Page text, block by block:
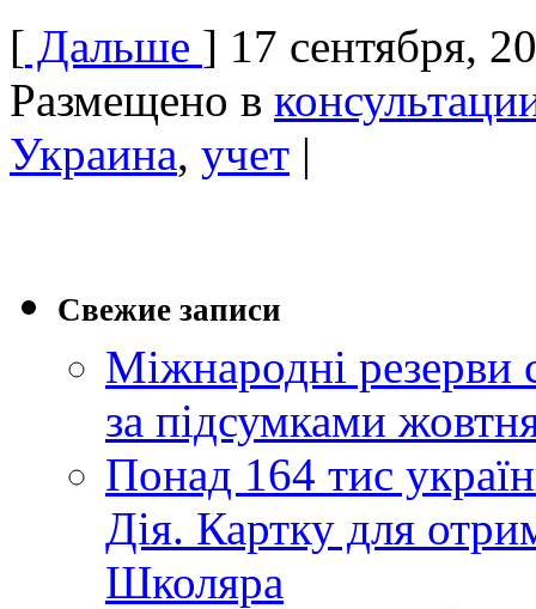
[ Дальше ] 17 сентября,
Размещено в
Украина, учет |
Свежие записи
Міжнародні
за підсумками
Понад 164 тис
Дія. Картку для
Школяра